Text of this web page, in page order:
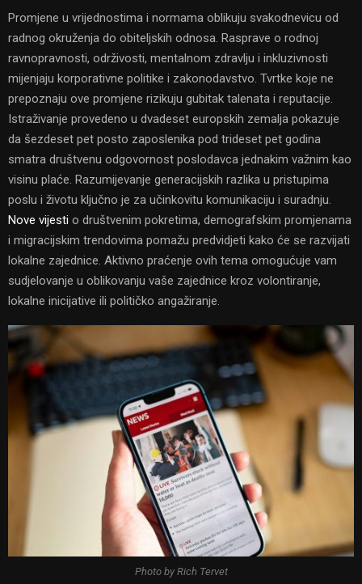
Promjene u vrijednostima i normama oblikuju svakodnevicu od
radnog okruženja do obiteljskih odnosa. Rasprave o rodnoj
ravnopravnosti, održivosti, mentalnom zdravlju i inkluzivnosti
mijenjaju korporativne politike i zakonodavstvo. Tvrtke koje ne
prepoznaju ove promjene rizikuju gubitak talenata i reputacije.
Istraživanje provedeno u dvadeset europskih zemalja pokazuje
da šezdeset pet posto zaposlenika pod trideset pet godina
smatra društvenu odgovornost poslodavca jednakim važnim kao
visinu plaće. Razumijevanje generacijskih razlika u pristupima
poslu i životu ključno je za učinkovitu komunikaciju i suradnju.
Nove vijesti o društvenim pokretima, demografskim promjenama
i migracijskim trendovima pomažu predvidjeti kako će se razvijati
lokalne zajednice. Aktivno praćenje ovih tema omogućuje vam
sudjelovanje u oblikovanju vaše zajednice kroz volontiranje,
lokalne inicijative ili političko angažiranje.
Photo by Rich Tervet